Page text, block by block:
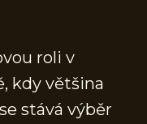
roli v
kdy většina
stává výběr